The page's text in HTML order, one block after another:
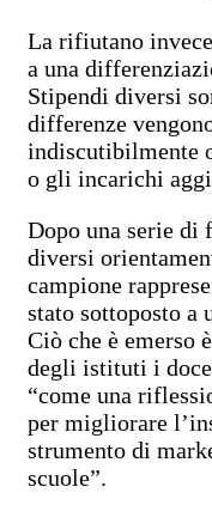
La rifiutano
a una
Stipendi diversi
differenze
indiscutibilmente
o gli incarichi
Dopo una serie di
diversi
campione
stato sottoposto a
Ciò che è emerso
degli istituti i
“come una
per migliorare
strumento di
scuole”.